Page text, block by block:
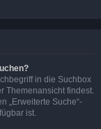
in die Suchbox
Themenansicht findest.
„Erweiterte Suche“-
ist.